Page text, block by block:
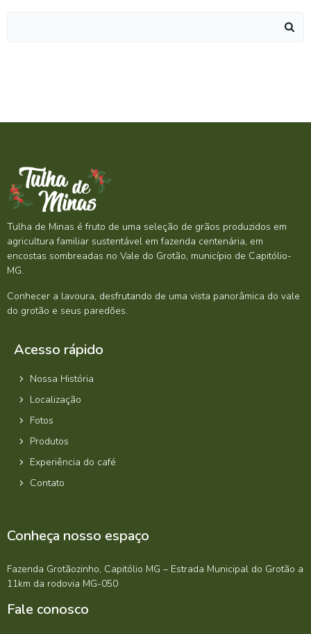
Tulha de Minas é fruto de uma seleção de grãos produzidos em
agricultura familiar sustentável em fazenda centenária, em
encostas sombreadas no Vale do Grotão, município de Capitólio-
MG.
Conhecer a lavoura, desfrutando de uma vista panorâmica do vale
do grotão e seus paredões.
Acesso rápido
Nossa História
Localização
Fotos
Produtos
Experiência do café
Contato
Conheça nosso espaço
Fazenda Grotãozinho, Capitólio MG – Estrada Municipal do Grotão a
11km da rodovia MG-050
Fale conosco